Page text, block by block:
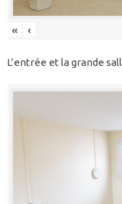
« ‹
L’entrée et la grande